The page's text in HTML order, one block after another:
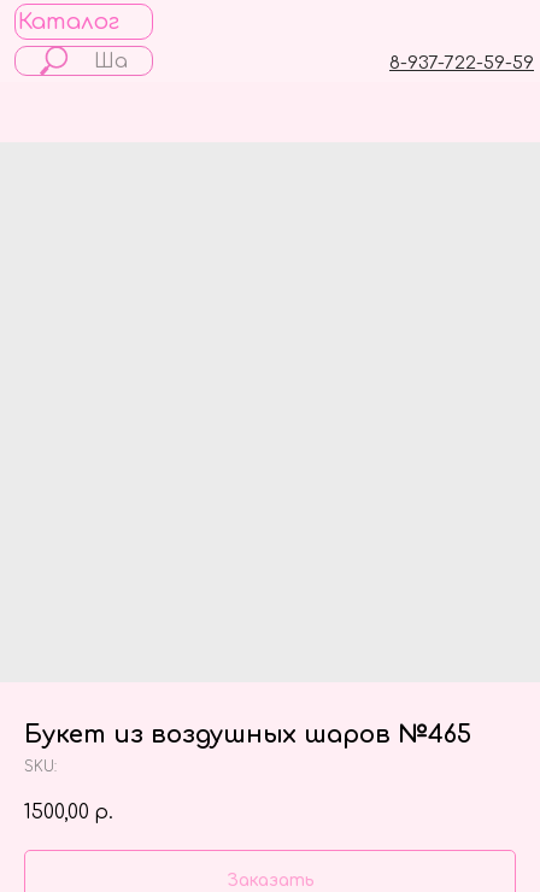
Каталог
8-937-722-59-59
Букет из воздушных шаров №465
SKU:
1500,00 р.
Заказать